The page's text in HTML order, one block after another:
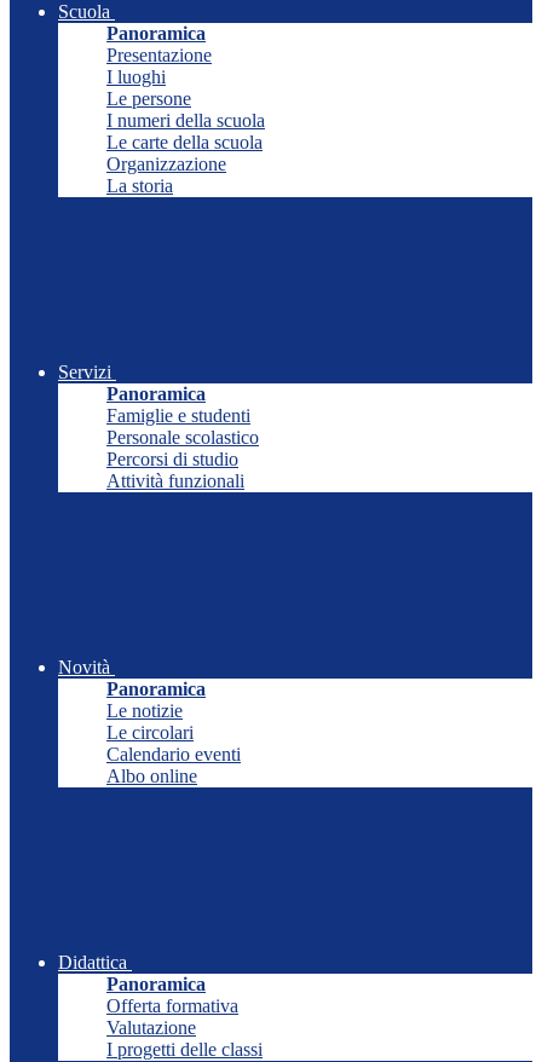
Scuola
Panoramica
Presentazione
I luoghi
Le persone
I numeri della scuola
Le carte della scuola
Organizzazione
La storia
Servizi
Panoramica
Famiglie e studenti
Personale scolastico
Percorsi di studio
Attività funzionali
Novità
Panoramica
Le notizie
Le circolari
Calendario eventi
Albo online
Didattica
Panoramica
Offerta formativa
Valutazione
I progetti delle classi